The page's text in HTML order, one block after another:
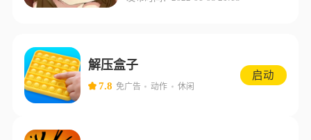
解压盒子
7.8 免广告 动作 休闲
启动